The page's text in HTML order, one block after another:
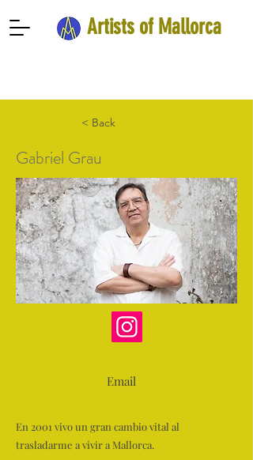
Artists of Mallorca
< Back
Gabriel Grau
Email
En 2001 vivo un gran cambio vital al
trasladarme a vivir a Mallorca.